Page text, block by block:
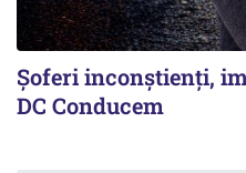
Şoferi inconştienţi,
DC Conducem